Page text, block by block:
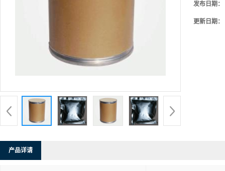
发布日期：
更新日期：
产品详请